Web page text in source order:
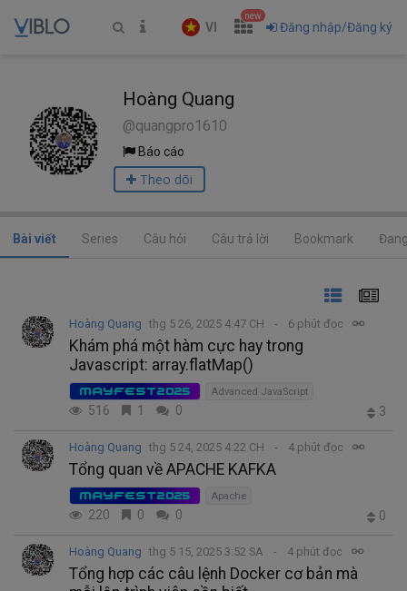
VI
new
Đăng nhập/Đăng ký
Hoàng Quang
@quangpro1610
Báo cáo
Theo dõi
Bài viết Series Câu hỏi Câu trả lời Bookmark
Hoàng Quang thg 5 26, 2025 4:47 CH 6 phút đọc
Khám phá một hàm cực hay trong
Javascript: array.flatMap()
MAYFEST2025 Advanced JavaScript
516 1 0 3
Hoàng Quang thg 5 24, 2025 4:22 CH 4 phút đọc
Tổng quan về APACHE KAFKA
MAYFEST2025 Apache
220 0 0 0
Hoàng Quang thg 5 15, 2025 3:52 SA 4 phút đọc
Tổng hợp các câu lệnh Docker cơ bản mà